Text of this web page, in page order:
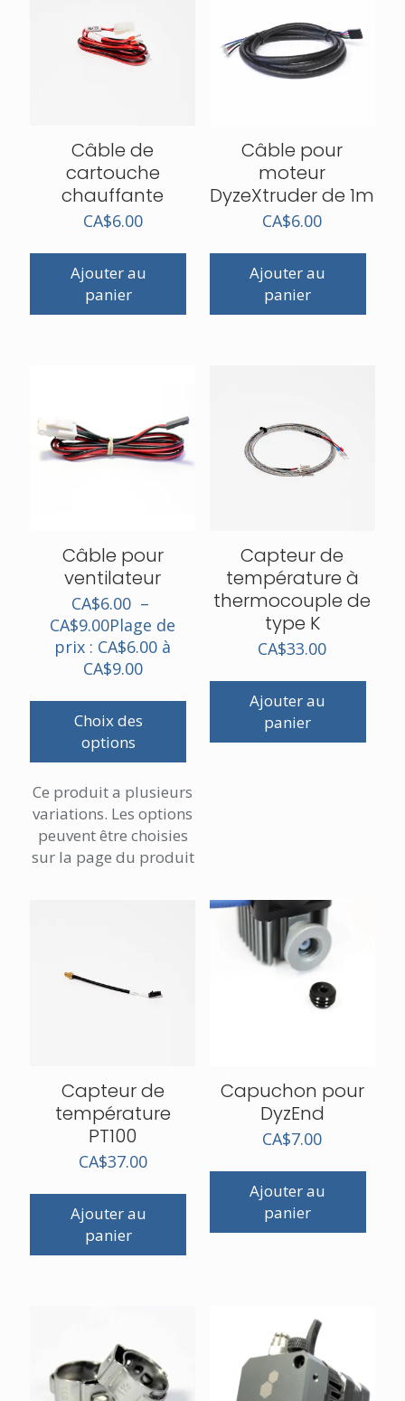
Câble de
cartouche
chauffante
CA$6.00
Ajouter au
panier
Câble pour
moteur
DyzeXtruder de 1m
CA$6.00
Ajouter au
panier
Câble pour
ventilateur
CA$6.00 –
CA$9.00Plage de
prix : CA$6.00 à
CA$9.00
Choix des
options
Ce produit a plusieurs
variations. Les options
peuvent être choisies
sur la page du produit
Capteur de
température à
thermocouple de
type K
CA$33.00
Ajouter au
panier
Capteur de
température
PT100
CA$37.00
Ajouter au
panier
Capuchon pour
DyzEnd
CA$7.00
Ajouter au
panier